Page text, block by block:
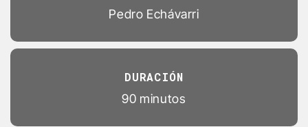
Pedro Echávarri
DURACIÓN
90 minutos